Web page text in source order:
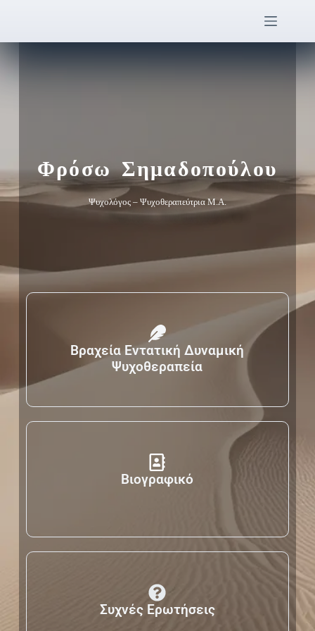
Φρόσω Σημαδοπούλου
Ψυχολόγος – Ψυχοθεραπεύτρια Μ.Α.
Βραχεία Εντατική Δυναμική
Ψυχοθεραπεία
Βιογραφικό
Συχνές Ερωτήσεις